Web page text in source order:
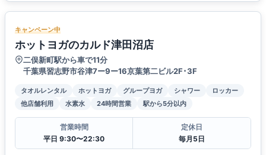
キャンペーン中
ホットヨガのカルド津田沼店
二俣新町駅から車で11分
千葉県習志野市谷津7ー9ー16京葉第二ビル2F･3F
タオルレンタル ホットヨガ グループヨガ シャワー
ロッカー
他店舗利用
水素水 24時間営業 駅から5分以内
営業時間
平日 9:30〜22:30
定休日
毎月5日